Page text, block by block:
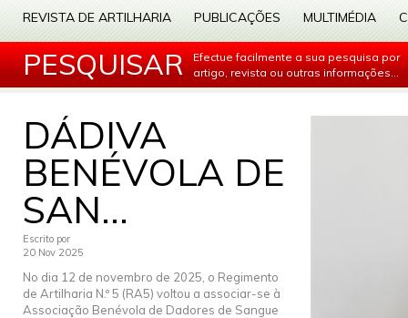
REVISTA DE ARTILHARIA PUBLICAÇÕES MULTIMÉDIA
PESQUISAR
Efectue facilmente a sua pesquisa por
artigo, revista ou outras informações...
DÁDIVA
BENÉVOLA DE
SAN...
Escrito por
20 Nov 2025
No dia 12 de novembro de 2025, o Regimento
de Artilharia N.º 5 (RA5) voltou a associar-se à
Associação Benévola de Dadores de Sangue